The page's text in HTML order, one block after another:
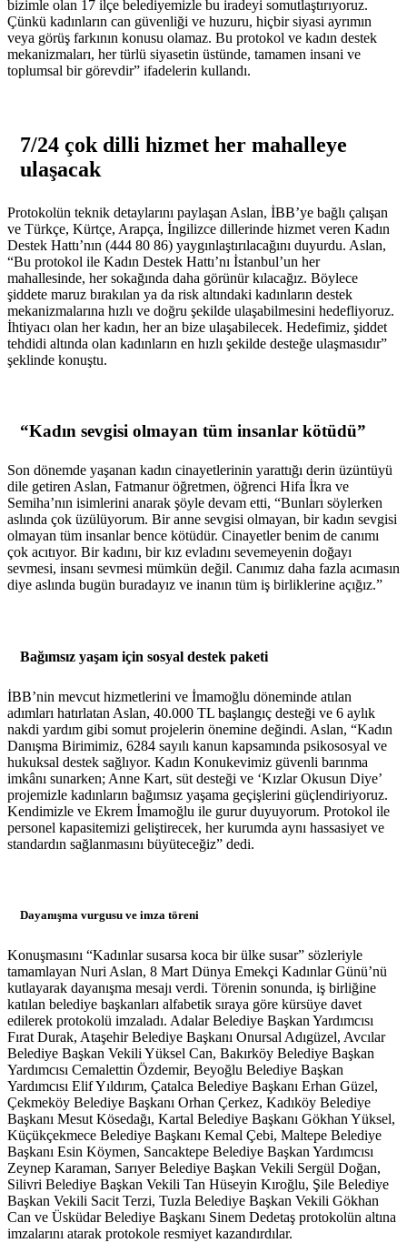
bizimle olan 17 ilçe belediyemizle bu iradeyi somutlaştırıyoruz.
Çünkü kadınların can güvenliği ve huzuru, hiçbir siyasi ayrımın
veya görüş farkının konusu olamaz. Bu protokol ve kadın destek
mekanizmaları, her türlü siyasetin üstünde, tamamen insani ve
toplumsal bir görevdir” ifadelerin kullandı.
7/24 çok dilli hizmet her mahalleye
ulaşacak
Protokolün teknik detaylarını paylaşan Aslan, İBB’ye bağlı çalışan
ve Türkçe, Kürtçe, Arapça, İngilizce dillerinde hizmet veren Kadın
Destek Hattı’nın (444 80 86) yaygınlaştırılacağını duyurdu. Aslan,
“Bu protokol ile Kadın Destek Hattı’nı İstanbul’un her
mahallesinde, her sokağında daha görünür kılacağız. Böylece
şiddete maruz bırakılan ya da risk altındaki kadınların destek
mekanizmalarına hızlı ve doğru şekilde ulaşabilmesini hedefliyoruz.
İhtiyacı olan her kadın, her an bize ulaşabilecek. Hedefimiz, şiddet
tehdidi altında olan kadınların en hızlı şekilde desteğe ulaşmasıdır”
şeklinde konuştu.
“Kadın sevgisi olmayan tüm insanlar kötüdü”
Son dönemde yaşanan kadın cinayetlerinin yarattığı derin üzüntüyü
dile getiren Aslan, Fatmanur öğretmen, öğrenci Hifa İkra ve
Semiha’nın isimlerini anarak şöyle devam etti, “Bunları söylerken
aslında çok üzülüyorum. Bir anne sevgisi olmayan, bir kadın sevgisi
olmayan tüm insanlar bence kötüdür. Cinayetler benim de canımı
çok acıtıyor. Bir kadını, bir kız evladını sevemeyenin doğayı
sevmesi, insanı sevmesi mümkün değil. Canımız daha fazla acımasın
diye aslında bugün buradayız ve inanın tüm iş birliklerine açığız.”
Bağımsız yaşam için sosyal destek paketi
İBB’nin mevcut hizmetlerini ve İmamoğlu döneminde atılan
adımları hatırlatan Aslan, 40.000 TL başlangıç desteği ve 6 aylık
nakdi yardım gibi somut projelerin önemine değindi. Aslan, “Kadın
Danışma Birimimiz, 6284 sayılı kanun kapsamında psikososyal ve
hukuksal destek sağlıyor. Kadın Konukevimiz güvenli barınma
imkânı sunarken; Anne Kart, süt desteği ve ‘Kızlar Okusun Diye’
projemizle kadınların bağımsız yaşama geçişlerini güçlendiriyoruz.
Kendimizle ve Ekrem İmamoğlu ile gurur duyuyorum. Protokol ile
personel kapasitemizi geliştirecek, her kurumda aynı hassasiyet ve
standardın sağlanmasını büyüteceğiz” dedi.
Dayanışma vurgusu ve imza töreni
Konuşmasını “Kadınlar susarsa koca bir ülke susar” sözleriyle
tamamlayan Nuri Aslan, 8 Mart Dünya Emekçi Kadınlar Günü’nü
kutlayarak dayanışma mesajı verdi. Törenin sonunda, iş birliğine
katılan belediye başkanları alfabetik sıraya göre kürsüye davet
edilerek protokolü imzaladı. Adalar Belediye Başkan Yardımcısı
Fırat Durak, Ataşehir Belediye Başkanı Onursal Adıgüzel, Avcılar
Belediye Başkan Vekili Yüksel Can, Bakırköy Belediye Başkan
Yardımcısı Cemalettin Özdemir, Beyoğlu Belediye Başkan
Yardımcısı Elif Yıldırım, Çatalca Belediye Başkanı Erhan Güzel,
Çekmeköy Belediye Başkanı Orhan Çerkez, Kadıköy Belediye
Başkanı Mesut Kösedağı, Kartal Belediye Başkanı Gökhan Yüksel,
Küçükçekmece Belediye Başkanı Kemal Çebi, Maltepe Belediye
Başkanı Esin Köymen, Sancaktepe Belediye Başkan Yardımcısı
Zeynep Karaman, Sarıyer Belediye Başkan Vekili Sergül Doğan,
Silivri Belediye Başkan Vekili Tan Hüseyin Kıroğlu, Şile Belediye
Başkan Vekili Sacit Terzi, Tuzla Belediye Başkan Vekili Gökhan
Can ve Üsküdar Belediye Başkanı Sinem Dedetaş protokolün altına
imzalarını atarak protokole resmiyet kazandırdılar.